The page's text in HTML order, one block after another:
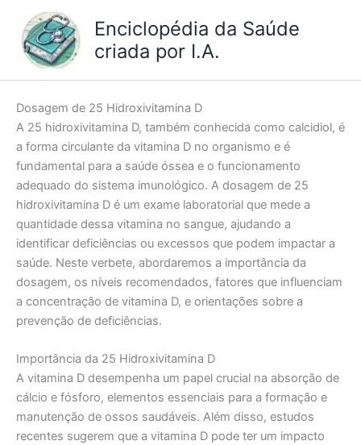
conteúdo
Enciclopédia da Saúde
criada por I.A.
Dosagem de 25 Hidroxivitamina D
A 25 hidroxivitamina D, também conhecida como calcidiol, é
a forma circulante da vitamina D no organismo e é
fundamental para a saúde óssea e o funcionamento
adequado do sistema imunológico. A dosagem de 25
hidroxivitamina D é um exame laboratorial que mede a
quantidade dessa vitamina no sangue, ajudando a
identificar deficiências ou excessos que podem impactar a
saúde. Neste verbete, abordaremos a importância da
dosagem, os níveis recomendados, fatores que influenciam
a concentração de vitamina D, e orientações sobre a
prevenção de deficiências.
Importância da 25 Hidroxivitamina D
A vitamina D desempenha um papel crucial na absorção de
cálcio e fósforo, elementos essenciais para a formação e
manutenção de ossos saudáveis. Além disso, estudos
recentes sugerem que a vitamina D pode ter um impacto